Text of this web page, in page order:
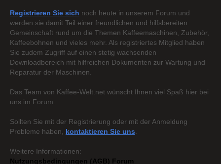
Registrieren Sie sich noch heute in unserem Forum und
werden sie damit Teil einer freundlichen und hilfsbereiten
Gemeinschaft rund um die Themen Kaffeemaschinen, Zubehör,
Kaffeebohnen und vieles mehr. Als registriertes Mitglied haben
Sie zudem Zugriff auf einen stetig wachsenden
Downloadbereich mit hilfreichen Dokumenten zur Wartung und
Reparatur der Maschinen.
Das Team von Kaffee-Welt.net wünscht Ihnen viel Spaß hier bei
uns im Forum.
Sollten Sie mit der Registrierung oder mit der Anmeldung
Probleme haben, kontaktieren Sie uns
Weitere Informationen:
Nutzungsbedingungen (AGB) Forum